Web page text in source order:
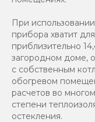
При
прибора хватит
приблизительно
загородном доме,
с собственным
обогревом
расчетов во
степени
остекления.